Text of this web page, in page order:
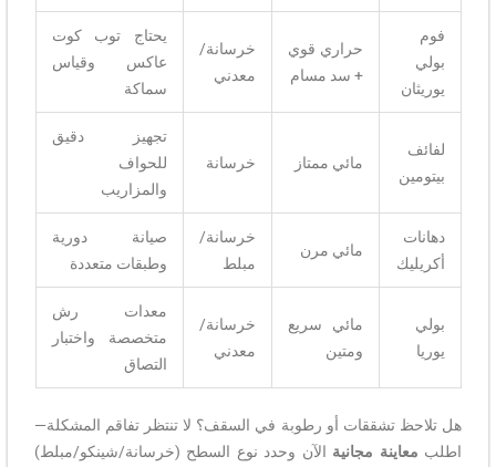
فوم
بولي
يوريثان
حراري قوي
+ سد مسام
خرسانة/
معدني
يحتاج توب كوت
عاكس وقياس
سماكة
لفائف
بيتومين
مائي ممتاز خرسانة
تجهيز دقيق
للحواف
والمزاريب
دهانات
أكريليك
مائي مرن
خرسانة/
مبلط
صيانة دورية
وطبقات متعددة
بولي
يوريا
مائي سريع
ومتين
خرسانة/
معدني
معدات رش
متخصصة واختبار
التصاق
هل تلاحظ تشققات أو رطوبة في السقف؟ لا تنتظر تفاقم المشكلة—
اطلب معاينة مجانية الآن وحدد نوع السطح (خرسانة/شينكو/مبلط)